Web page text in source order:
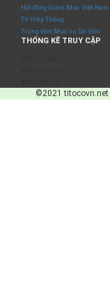
Hội đồng Giám Mục Việt Nam
TV Hiệp Thông
Trung tâm Mục vụ Sài Gòn
THỐNG KÊ TRUY CẬP
©2021